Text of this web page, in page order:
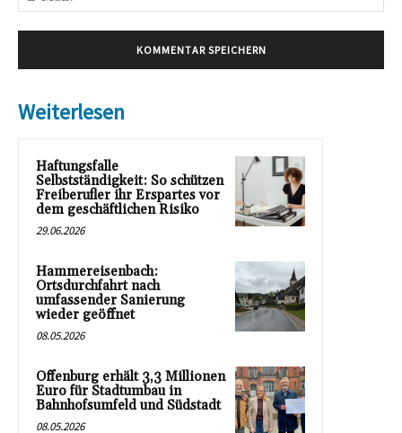
Weiterlesen
Haftungsfalle
Selbstständigkeit: So schützen
Freiberufler ihr Erspartes vor
dem geschäftlichen Risiko
29.06.2026
Hammereisenbach:
Ortsdurchfahrt nach
umfassender Sanierung
wieder geöffnet
08.05.2026
Offenburg erhält 3,3 Millionen
Euro für Stadtumbau in
Bahnhofsumfeld und Südstadt
08.05.2026